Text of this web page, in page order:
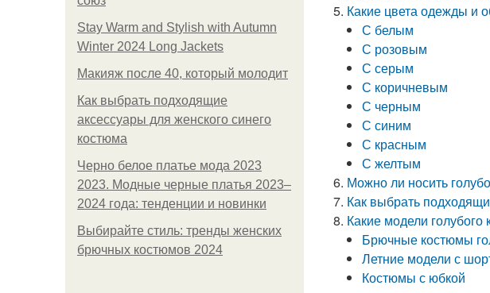
Stay Warm and Stylish with Autumn
Winter 2024 Long Jackets
Макияж после 40, который молодит
Как выбрать подходящие
аксессуары для женского синего
костюма
Черно белое платье мода 2023
2023. Модные черные платья 2023–
2024 года: тенденции и новинки
Выбирайте стиль: тренды женских
брючных костюмов 2024
Какие цвета одежды и
С белым
С розовым
С серым
С коричневым
С черным
С синим
С красным
С желтым
Можно ли носить
Как выбрать
Какие модели
Брючные костюмы
Летние модели с
Костюмы с юбкой